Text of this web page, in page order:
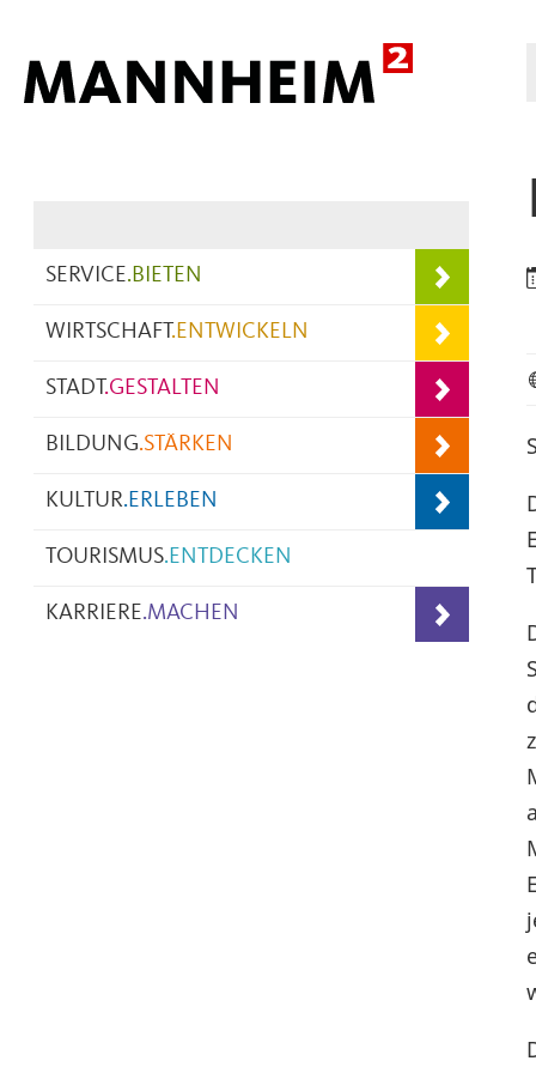
SERVICE.BIETEN
WIRTSCHAFT.ENTWICKELN
STADT.GESTALTEN
BILDUNG.STÄRKEN
KULTUR.ERLEBEN
TOURISMUS.ENTDECKEN
KARRIERE.MACHEN